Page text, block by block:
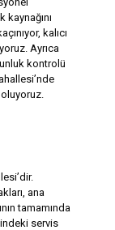
kalıcı
Ayrıca
kontrolü
oluyoruz.
ana
tamamında
servis